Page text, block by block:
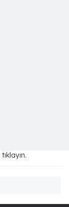
tıklayın.